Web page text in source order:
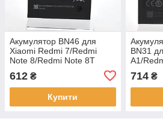
Акумулятор BN46 для
Xiaomi Redmi 7/Redmi
Note 8/Redmi Note 8T
612 ₴
Купити
BN31
A1/
714₴